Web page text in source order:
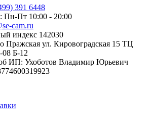
391 6448
Пн-Пт 10:00 - 20:00
cam.ru
индекс 142030
Пражская ул. Кировоградская 15 ТЦ
Б-12
ИП: Ухоботов Владимир Юрьевич